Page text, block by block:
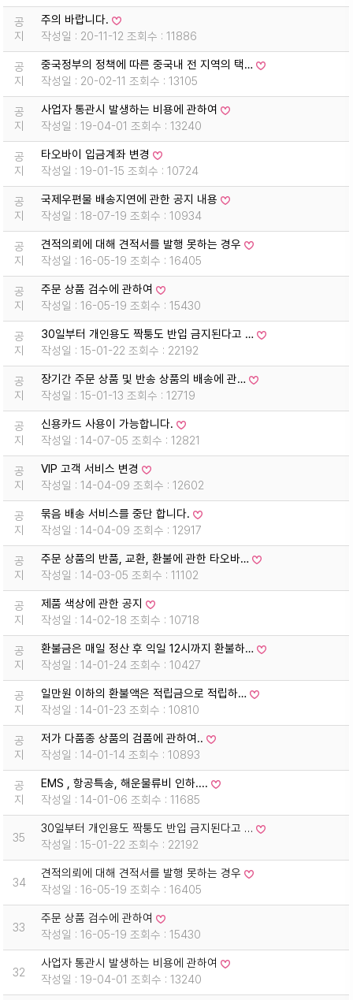
공
지
주의 바랍니다.
작성일 : 20-11-12 조회수 : 11886
공
지
중국정부의 정책에 따른 중국내 전 지역의 택…
작성일 : 20-02-11 조회수 : 13105
공
지
사업자 통관시 발생하는 비용에 관하여
작성일 : 19-04-01 조회수 : 13240
공
지
타오바이 입금계좌 변경
작성일 : 19-01-15 조회수 : 10724
공
지
국제우편물 배송지연에 관한 공지 내용
작성일 : 18-07-19 조회수 : 10934
공
지
견적의뢰에 대해 견적서를 발행 못하는 경우
작성일 : 16-05-19 조회수 : 16405
공
지
주문 상품 검수에 관하여
작성일 : 16-05-19 조회수 : 15430
공
지
30일부터 개인용도 짝퉁도 반입 금지된다고 …
작성일 : 15-01-22 조회수 : 22192
공
지
장기간 주문 상품 및 반송 상품의 배송에 관…
작성일 : 15-01-13 조회수 : 12719
공
지
신용카드 사용이 가능합니다.
작성일 : 14-07-05 조회수 : 12821
공
지
VIP 고객 서비스 변경
작성일 : 14-04-09 조회수 : 12602
공
지
묶음 배송 서비스를 중단 합니다.
작성일 : 14-04-09 조회수 : 12917
공
지
주문 상품의 반품, 교환, 환불에 관한 타오바…
작성일 : 14-03-05 조회수 : 11102
공
지
제품 색상에 관한 공지
작성일 : 14-02-18 조회수 : 10718
공
지
환불금은 매일 정산 후 익일 12시까지 환불하…
작성일 : 14-01-24 조회수 : 10427
공
지
일만원 이하의 환불액은 적립금으로 적립하…
작성일 : 14-01-23 조회수 : 10810
공
지
저가 다품종 상품의 검품에 관하여..
작성일 : 14-01-14 조회수 : 10893
공
지
EMS , 항공특송, 해운물류비 인하....
작성일 : 14-01-06 조회수 : 11685
35
30일부터 개인용도 짝퉁도 반입 금지된다고 …
작성일 : 15-01-22 조회수 : 22192
34
견적의뢰에 대해 견적서를 발행 못하는 경우
작성일 : 16-05-19 조회수 : 16405
33
주문 상품 검수에 관하여
작성일 : 16-05-19 조회수 : 15430
32
사업자 통관시 발생하는 비용에 관하여
작성일 : 19-04-01 조회수 : 13240